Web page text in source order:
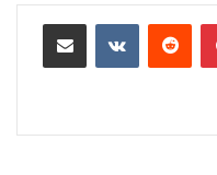
بينتيريست